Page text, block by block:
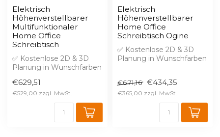
Elektrisch
Höhenverstellbarer
Multifunktionaler
Home Office
Schreibtisch
✅ Kostenlose 2D & 3D
Planung in Wunschfarben
€629,51
€529,00
Elektrisch
Höhenverstellbarer
Home Office
Schreibtisch Ogine
✅ Kostenlose 2D & 3D
Planung in Wunschfarben
€671,16 €434,35
€365,00